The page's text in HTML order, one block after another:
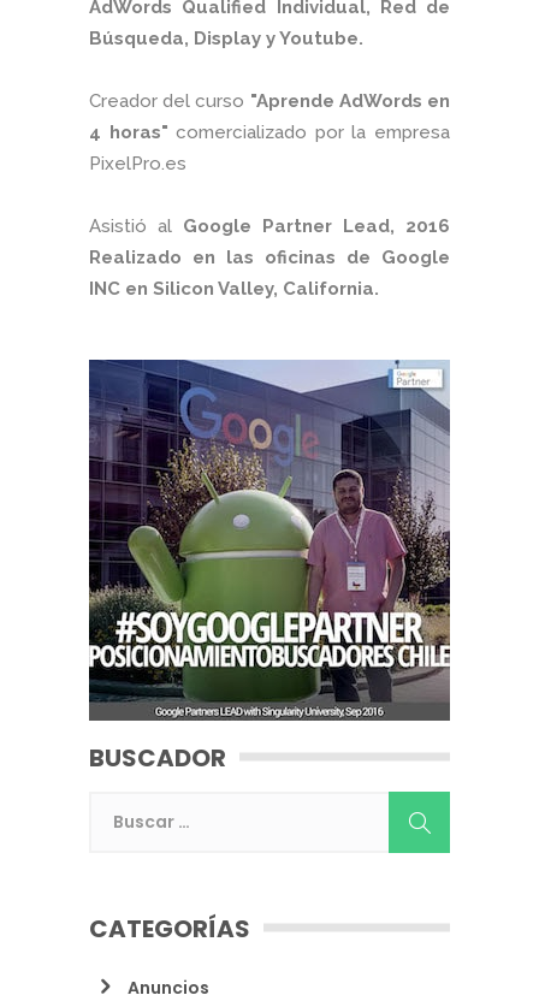
AdWords Qualified Individual, Red de
Búsqueda, Display y Youtube.
Creador del curso "Aprende AdWords en
4 horas" comercializado por la empresa
PixelPro.es
Asistió al Google Partner Lead, 2016
Realizado en las oficinas de Google
INC en Silicon Valley, California.
BUSCADOR
CATEGORÍAS
Anuncios